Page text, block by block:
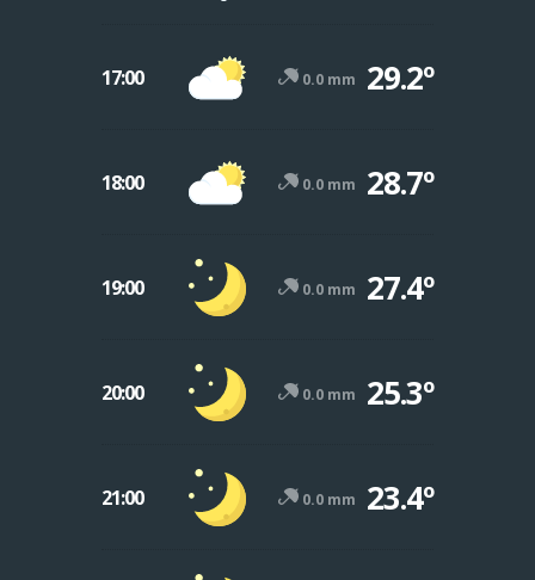
17:00 0.0 mm 29.2º
18:00 0.0 mm 28.7º
19:00 0.0 mm 27.4º
20:00 0.0 mm 25.3º
21:00 0.0 mm 23.4º